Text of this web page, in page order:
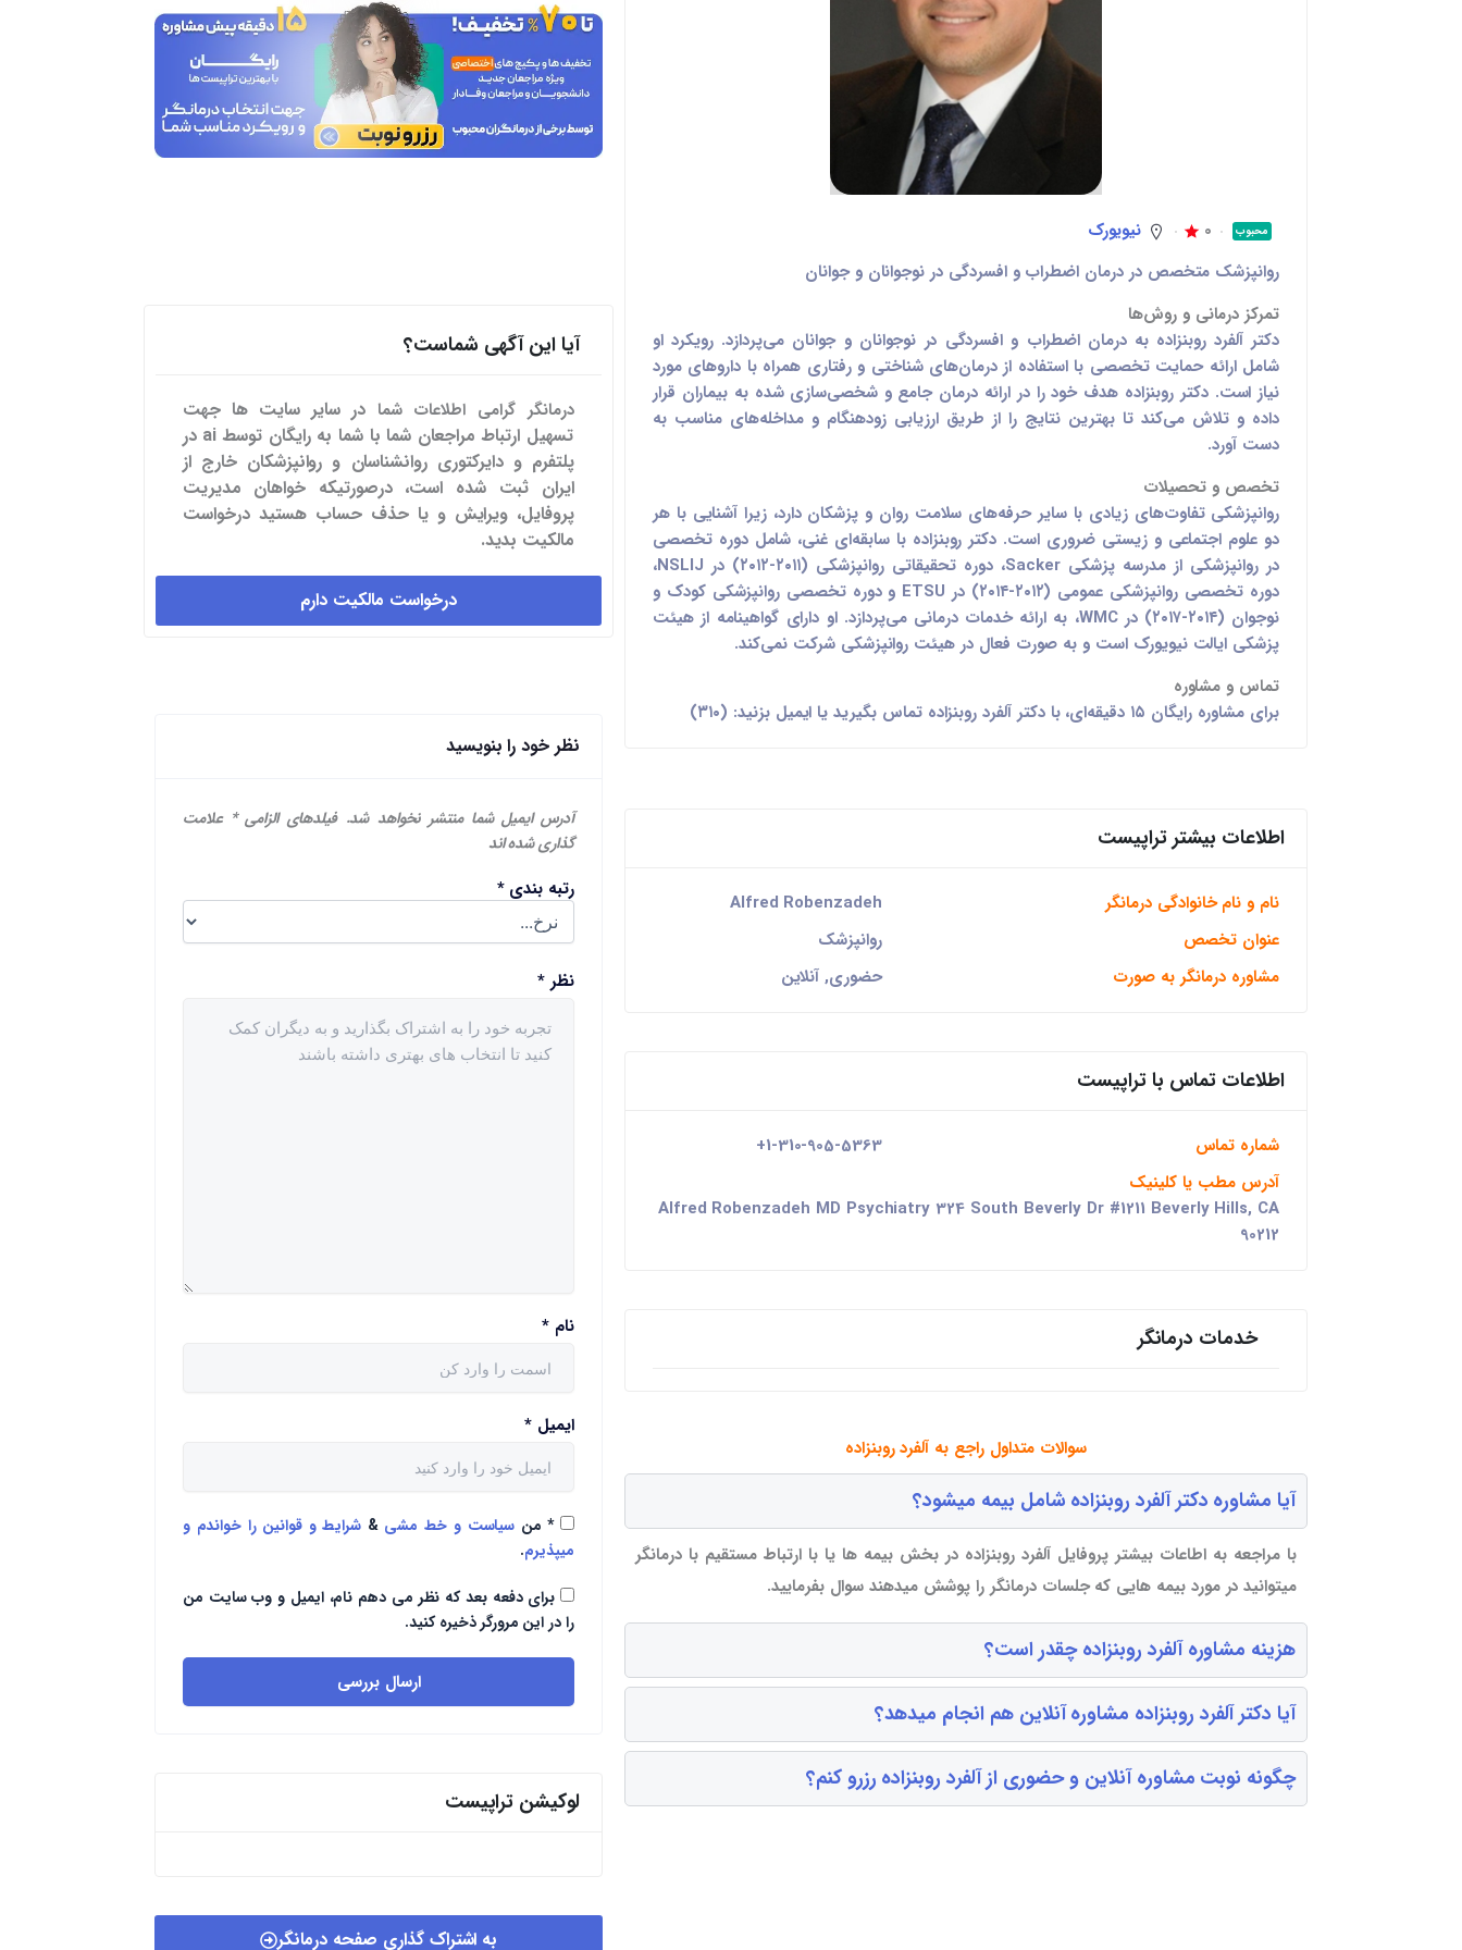
محبوب 0
نیویورک
روانپزشک متخصص در درمان اضطراب و افسردگی در نوجوانان و جوانان
تمرکز درمانی و روش‌ها
دکتر آلفرد روبنزاده به درمان اضطراب و افسردگی در نوجوانان و جوانان می‌پردازد. رویکرد او
شامل ارائه حمایت تخصصی با استفاده از درمان‌های شناختی و رفتاری همراه با داروهای مورد
نیاز است. دکتر روبنزاده هدف خود را در ارائه درمان جامع و شخصی‌سازی شده به بیماران قرار
داده و تلاش می‌کند تا بهترین نتایج را از طریق ارزیابی زودهنگام و مداخله‌های مناسب به
دست آورد.
تخصص و تحصیلات
روانپزشکی تفاوت‌های زیادی با سایر حرفه‌های سلامت روان و پزشکان دارد، زیرا آشنایی با هر
دو علوم اجتماعی و زیستی ضروری است. دکتر روبنزاده با سابقه‌ای غنی، شامل دوره تخصصی
در روانپزشکی از مدرسه پزشکی Sacker، دوره تحقیقاتی روانپزشکی (۲۰۱۱-۲۰۱۲) در NSLIJ،
دوره تخصصی روانپزشکی عمومی (۲۰۱۲-۲۰۱۴) در ETSU و دوره تخصصی روانپزشکی کودک و
نوجوان (۲۰۱۴-۲۰۱۷) در WMC، به ارائه خدمات درمانی می‌پردازد. او دارای گواهینامه از هیئت
پزشکی ایالت نیویورک است و به صورت فعال در هیئت روانپزشکی شرکت نمی‌کند.
تماس و مشاوره
برای مشاوره رایگان ۱۵ دقیقه‌ای، با دکتر آلفرد روبنزاده تماس بگیرید یا ایمیل بزنید: (۳۱۰)
اطلاعات بیشتر تراپیست
نام و نام خانوادگی درمانگر
Alfred Robenzadeh
عنوان تخصص
روانپزشک
مشاوره درمانگر به صورت
حضوری, آنلاین
اطلاعات تماس با تراپیست
شماره تماس
+1-310-905-5363
آدرس مطب یا کلینیک
Alfred Robenzadeh MD Psychiatry 324 South Beverly Dr #1211 Beverly Hills, CA
90212
خدمات درمانگر
سوالات متداول راجع به آلفرد روبنزاده
آیا مشاوره دکتر آلفرد روبنزاده شامل بیمه میشود؟
با مراجعه به اطاعات بیشتر پروفایل آلفرد روبنزاده در بخش بیمه ها یا با ارتباط مستقیم با درمانگر
میتوانید در مورد بیمه هایی که جلسات درمانگر را پوشش میدهند سوال بفرمایید.
هزینه مشاوره آلفرد روبنزاده چقدر است؟
آیا دکتر آلفرد روبنزاده مشاوره آنلاین هم انجام میدهد؟
چگونه نوبت مشاوره آنلاین و حضوری از آلفرد روبنزاده رزرو کنم؟
آیا این آگهی شماست؟
درمانگر گرامی اطلاعات شما در سایر سایت ها جهت
تسهیل ارتباط مراجعان شما با شما به رایگان توسط ai در
پلتفرم و دایرکتوری روانشناسان و روانپزشکان خارج از
ایران ثبت شده است، درصورتیکه خواهان مدیریت
پروفایل، ویرایش و یا حذف حساب هستید درخواست
مالکیت بدید.
درخواست مالکیت دارم
نظر خود را بنویسید
آدرس ایمیل شما منتشر نخواهد شد. فیلدهای الزامی* علامت
گذاری شده اند
رتبه بندی*
نظر *
نام *
ایمیل *
*من سیاست و خط مشی &شرایط و قوانین را خواندم و
میپذیرم.
برای دفعه بعد که نظر می دهم نام، ایمیل و وب سایت من
را در این مرورگر ذخیره کنید.
ارسال بررسی
لوکیشن تراپیست
به اشتراک گذاری صفحه درمانگر